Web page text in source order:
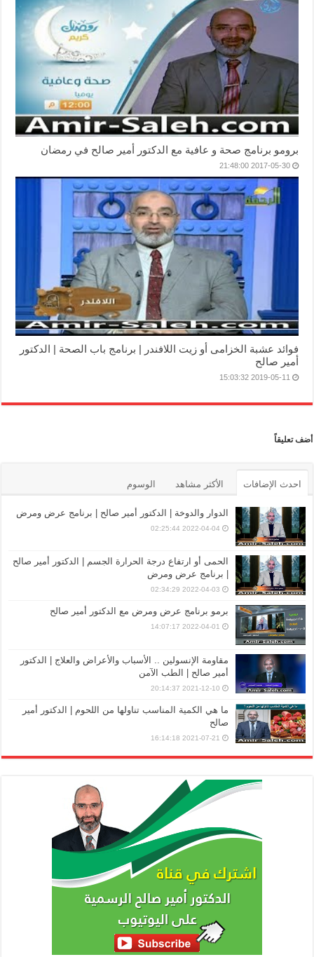
برومو برنامج صحة و عافية مع الدكتور أمير صالح في رمضان
2017-05-30 21:48:00
فوائد عشبة الخزامى أو زيت اللافندر | برنامج باب الصحة | الدكتور
أمير صالح
2019-05-11 15:03:32
أضف تعليقاً
احدث الإضافات الأكثر مشاهد الوسوم
الدوار والدوخة | الدكتور أمير صالح | برنامج عرض ومرض
2022-04-04 02:25:44
الحمى أو ارتفاع درجة الحرارة الجسم | الدكتور أمير صالح
| برنامج عرض ومرض
2022-04-03 02:34:29
برمو برنامج عرض ومرض مع الدكتور أمير صالح
2022-04-01 14:07:17
مقاومة الإنسولين .. الأسباب والأعراض والعلاج | الدكتور
أمير صالح | الطب الآمن
2021-12-10 20:14:37
ما هي الكمية المناسب تناولها من اللحوم | الدكتور أمير
صالح
2021-07-21 16:14:18